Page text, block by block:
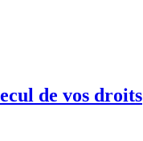
de vos droits